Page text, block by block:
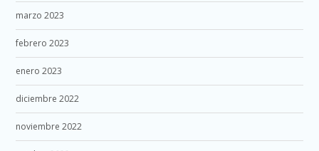
marzo 2023
febrero 2023
enero 2023
diciembre 2022
noviembre 2022